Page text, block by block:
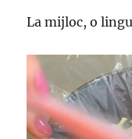
La mijloc, o